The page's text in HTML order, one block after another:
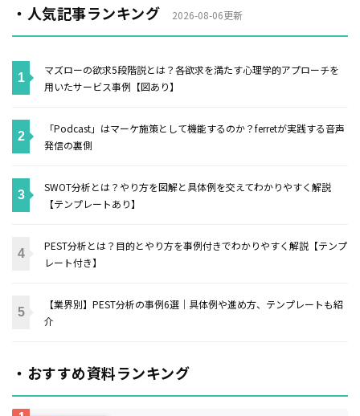
・人気記事ランキング 2026-08-06更新
マズローの欲求5段階説とは？各欲求を満たす心理学的アプローチを
用いたサービス事例【図あり】
「Podcast」はマーケ施策として機能するのか？ferretが実践する音声
発信の裏側
SWOT分析とは？やり方を図解と具体例を交えてわかりやすく解説
【テンプレートあり】
PEST分析とは？目的とやり方を事例付きでわかりやすく解説【テンプ
レート付き】
【業界別】PEST分析の事例6選｜具体例や進め方、テンプレートも紹
介
・おすすめ資料ランキング